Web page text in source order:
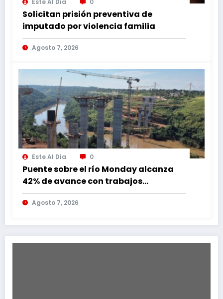
Este Al Día 0
Solicitan prisión preventiva de
imputado por violencia familia
Agosto 7, 2026
Este Al Día 0
Puente sobre el río Monday alcanza
42% de avance con trabajos
continuos
Agosto 7, 2026